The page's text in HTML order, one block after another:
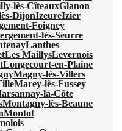
lès-CîteauxGlanon
DijonIzeureIzier
Foigney
lès-Seurre
Lanthes
Les MaillysLevernois
Longecourt-en-Plaine
Magny-lès-Villers
Marey-lès-Fussey
la-Côte
Montagny-lès-Beaune
Montot